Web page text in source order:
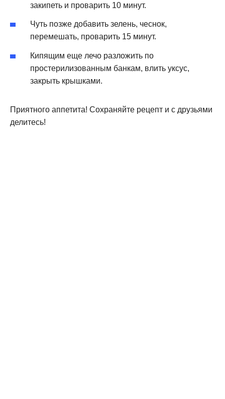
закипеть и проварить 10 минут.
Чуть позже добавить зелень, чеснок,
перемешать, проварить 15 минут.
Кипящим еще лечо разложить по
простерилизованным банкам, влить уксус,
закрыть крышками.
Приятного аппетита! Сохраняйте рецепт и с друзьями
делитесь!